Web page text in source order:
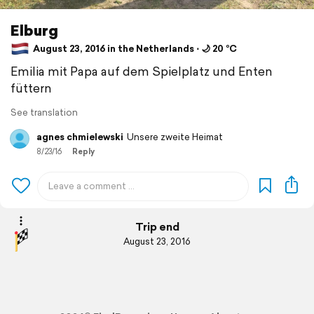
Elburg
August 23, 2016 in the Netherlands ⋅ 🌙 20 °C
Emilia mit Papa auf dem Spielplatz und Enten
füttern
See translation
agnes chmielewski Unsere zweite Heimat
8/23/16 Reply
Trip end
August 23, 2016